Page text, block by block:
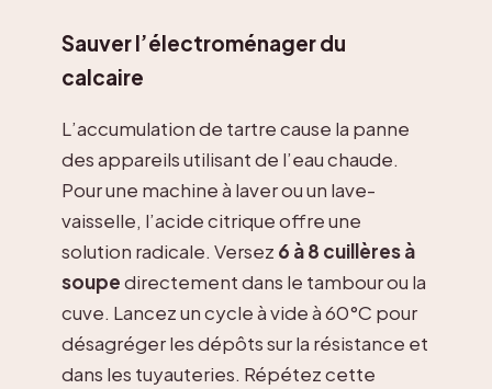
Sauver l’électroménager du
calcaire
L’accumulation de tartre cause la panne
des appareils utilisant de l’eau chaude.
Pour une machine à laver ou un lave-
vaisselle, l’acide citrique offre une
solution radicale. Versez 6 à 8 cuillères à
soupedirectement dans le tambour ou la
cuve. Lancez un cycle à vide à 60°C pour
désagréger les dépôts sur la résistance et
dans les tuyauteries. Répétez cette